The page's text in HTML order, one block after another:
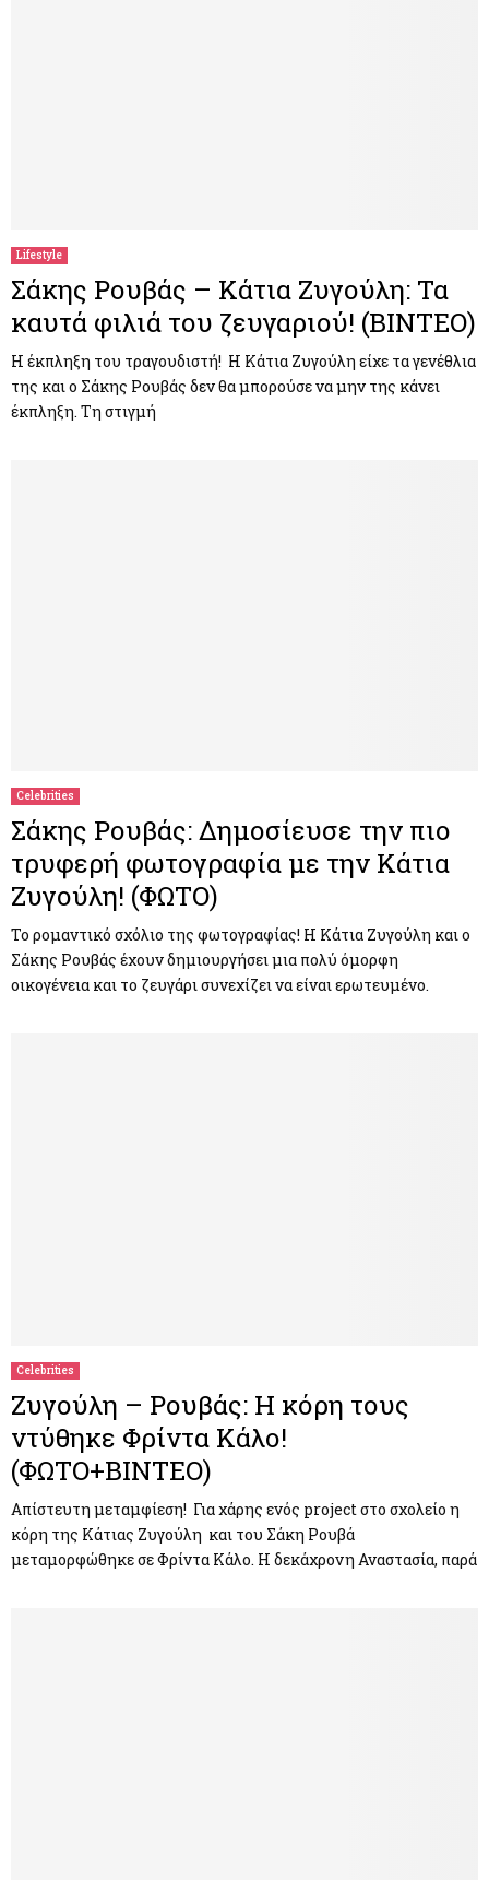
Lifestyle
Σάκης Ρουβάς – Κάτια Ζυγούλη: Τα
καυτά φιλιά του ζευγαριού! (ΒΙΝΤΕΟ)
Η έκπληξη του τραγουδιστή! Η Κάτια Ζυγούλη είχε τα γενέθλια
της και ο Σάκης Ρουβάς δεν θα μπορούσε να μην της κάνει
έκπληξη. Τη στιγμή
Celebrities
Σάκης Ρουβάς: Δημοσίευσε την πιο
τρυφερή φωτογραφία με την Κάτια
Ζυγούλη! (ΦΩΤΟ)
Το ρομαντικό σχόλιο της φωτογραφίας! Η Κάτια Ζυγούλη και ο
Σάκης Ρουβάς έχουν δημιουργήσει μια πολύ όμορφη
οικογένεια και το ζευγάρι συνεχίζει να είναι ερωτευμένο.
Celebrities
Ζυγούλη – Ρουβάς: Η κόρη τους
ντύθηκε Φρίντα Κάλο!
(ΦΩΤΟ+ΒΙΝΤΕΟ)
Απίστευτη μεταμφίεση! Για χάρης ενός project στο σχολείο η
κόρη της Κάτιας Ζυγούλη και του Σάκη Ρουβά
μεταμορφώθηκε σε Φρίντα Κάλο. Η δεκάχρονη Αναστασία, παρά